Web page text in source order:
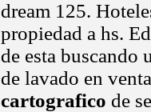
dream 125.
propiedad a hs.
de esta
de lavado en
cartografico de